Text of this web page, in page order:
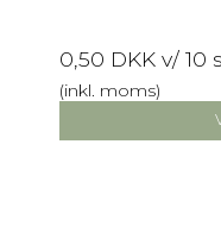
0,50 DKK v/ 10
(inkl. moms)